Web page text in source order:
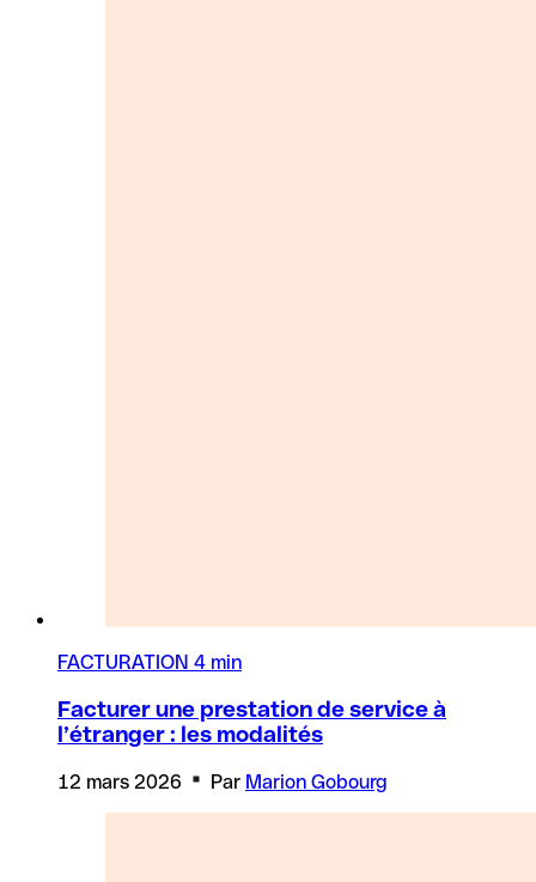
FACTURATION 4 min
Facturer une prestation de service à
l’étranger : les modalités
12 mars 2026 Par Marion Gobourg